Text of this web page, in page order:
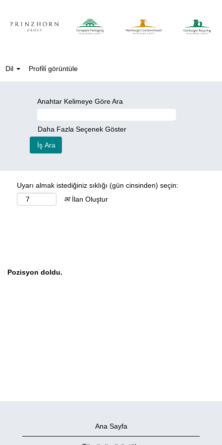
Dil Profi̇li̇ görüntüle
Anahtar Kelimeye Göre Ara
Daha Fazla Seçenek Göster
Uyarı almak istediğiniz sıklığı (gün cinsinden) seçin:
İlan Oluştur
Pozisyon doldu.
Ana Sayfa